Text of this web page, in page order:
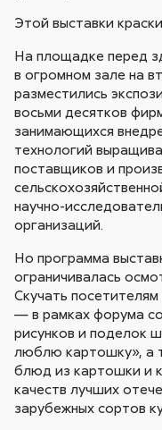
Этой выставки
На площадке перед
в огромном зале на
разместились
восьми десятков
занимающихся
технологий
поставщиков и
научно-
организаций.
Но программа
ограничивалась
Скучать
— в рамках форума
рисунков и поделок
люблю картошку», а
блюд из картошки и
качеств лучших
зарубежных сортов